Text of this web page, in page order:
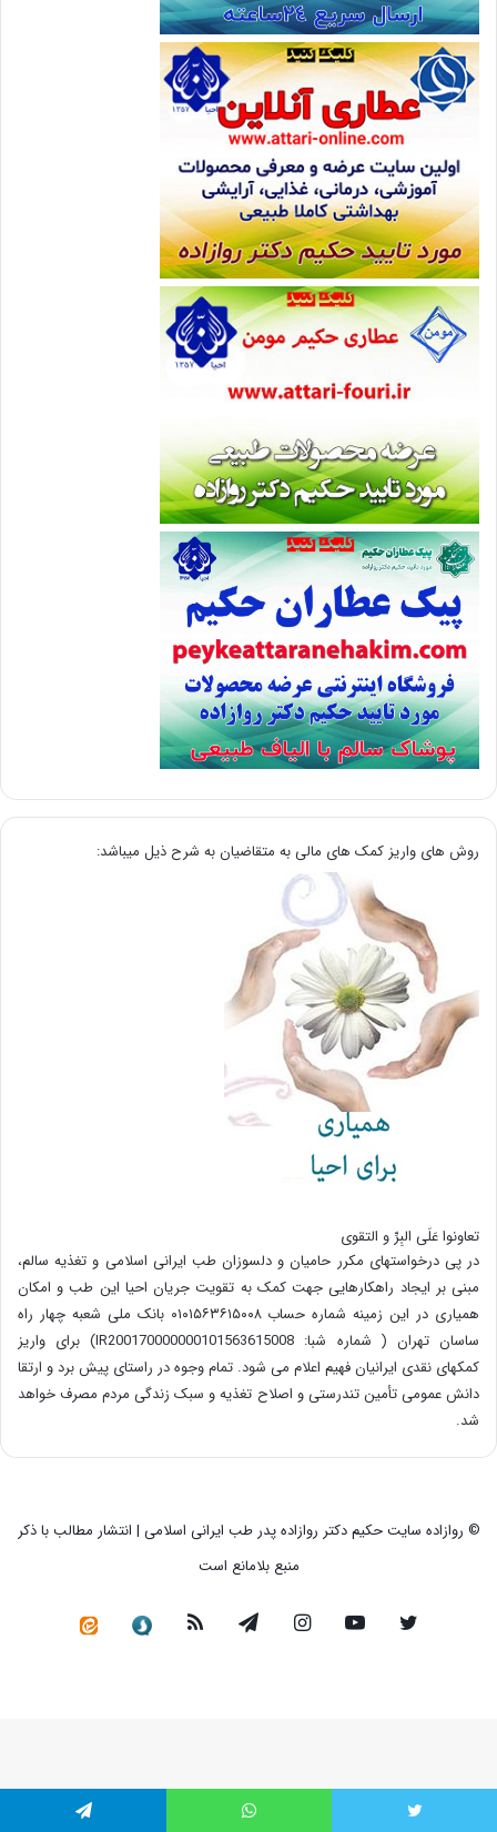
روش های واریز کمک های مالی به متقاضیان به شرح ذیل میباشد:
تعاونوا عَلَی البِرِّ و التقوی
در پی درخواستهای مکرر حامیان و دلسوزان طب ایرانی اسلامی و تغذیه سالم،
مبنی بر ایجاد راهکارهایی جهت کمک به تقویت جریان احیا این طب و امکان
همیاری در این زمینه شماره حساب ۰۱۰۱۵۶۳۶۱۵۰۰۸ بانک ملی شعبه چهار راه
ساسان تهران ( شماره شبا: IR200170000000101563615008) برای واریز
کمکهای نقدی ایرانیان فهیم اعلام می شود. تمام وجوه در راستای پیش برد و ارتقا
دانش عمومی تأمین تندرستی و اصلاح تغذیه و سبک زندگی مردم مصرف خواهد
شد.
© روازاده سایت حکیم دکتر روازاده پدر طب ایرانی اسلامی | انتشار مطالب با ذکر
منبع بلامانع است
توییتر یوتیوب اینستاگرامتلگرام خوراک سروش
ایتا